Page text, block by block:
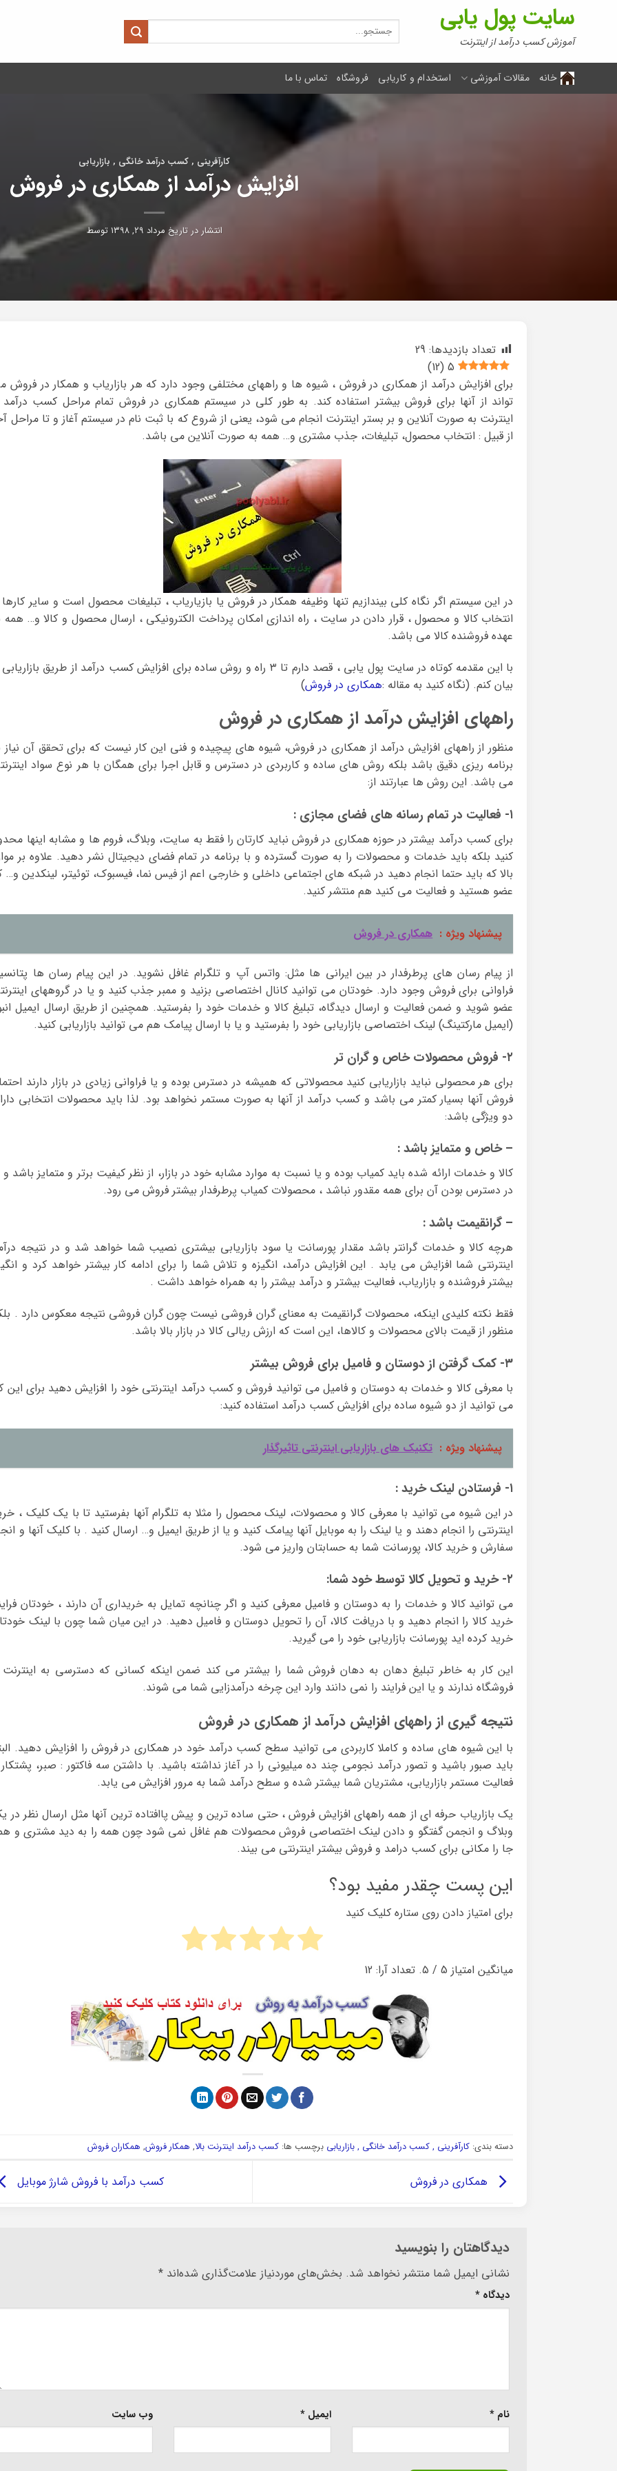
سایت پول یابی
آموزش کسب درآمد از اینترنت
جستجو
برای:
خانه مقالات آموزشی استخدام و کاریابی فروشگاه تماس با ما
کارآفرینی , کسب درآمد خانگی , بازاریابی
افزایش درآمد از همکاری در فروش
انتشار در تاریخ مرداد ۲۹, ۱۳۹۸ توسط
تعداد بازدیدها: 29
5
(
12
)
برای افزایش درآمد از همکاری در فروش ، شیوه ها و راههای مختلفی وجود دارد که هر بازاریاب و همکار در فروش
تواند از آنها برای فروش بیشتر استفاده کند. به طور کلی در سیستم همکاری در فروش تمام مراحل کسب درآمد
اینترنت به صورت آنلاین و بر بستر اینترنت انجام می شود، یعنی از شروع که با ثبت نام در سیستم آغاز و تا مراحل
از قبیل : انتخاب محصول، تبلیغات، جذب مشتری و… همه به صورت آنلاین می باشد.
در این سیستم اگر نگاه کلی بیندازیم تنها وظیفه همکار در فروش یا بازیاریاب ، تبلیغات محصول است و سایر کارها
انتخاب کالا و محصول ، قرار دادن در سایت ، راه اندازی امکان پرداخت الکترونیکی ، ارسال محصول و کالا و… همه
عهده فروشنده کالا می باشد.
با این مقدمه کوتاه در سایت پول یابی ، قصد دارم تا ۳ راه و روش ساده برای افزایش کسب درآمد از طریق
بیان کنم. (نگاه کنید به مقاله :همکاری در فروش)
راههای افزایش درآمد از همکاری در فروش
منظور از راههای افزایش درآمد از همکاری در فروش، شیوه های پیچیده و فنی این کار نیست که برای تحقق آن نیاز
برنامه ریزی دقیق باشد بلکه روش های ساده و کاربردی در دسترس و قابل اجرا برای همگان با هر نوع سواد
می باشد. این روش ها عبارتند از:
۱- فعالیت در تمام رسانه های فضای مجازی :
برای کسب درآمد بیشتر در حوزه همکاری در فروش نباید کارتان را فقط به سایت، وبلاگ، فروم ها و مشابه اینها
کنید بلکه باید خدمات و محصولات را به صورت گسترده و با برنامه در تمام فضای دیجیتال نشر دهید. علاوه بر
بالا که باید حتما انجام دهید در شبکه های اجتماعی داخلی و خارجی اعم از فیس نما، فیسبوک، توئیتر، لینکدین و…
عضو هستید و فعالیت می کنید هم منتشر کنید.
پیشنهاد ویژه : همکاری در فروش
از پیام رسان های پرطرفدار در بین ایرانی ها مثل: واتس آپ و تلگرام غافل نشوید. در این پیام رسان ها
فراوانی برای فروش وجود دارد. خودتان می توانید کانال اختصاصی بزنید و ممبر جذب کنید و یا در گروههای
عضو شوید و ضمن فعالیت و ارسال دیدگاه، تبلیغ کالا و خدمات خود را بفرستید. همچنین از طریق ارسال ایمیل
(ایمیل مارکتینگ) لینک اختصاصی بازاریابی خود را بفرستید و یا با ارسال پیامک هم می توانید بازاریابی کنید.
۲- فروش محصولات خاص و گران تر
برای هر محصولی نباید بازاریابی کنید محصولاتی که همیشه در دسترس بوده و یا فراوانی زیادی در بازار دارند
فروش آنها بسیار کمتر می باشد و کسب درآمد از آنها به صورت مستمر نخواهد بود. لذا باید محصولات انتخابی
دو ویژگی باشد:
– خاص و متمایز باشد :
کالا و خدمات ارائه شده باید کمیاب بوده و یا نسبت به موارد مشابه خود در بازار، از نظر کیفیت برتر و متمایز باشد و
در دسترس بودن آن برای همه مقدور نباشد ، محصولات کمیاب پرطرفدار بیشتر فروش می رود.
– گرانقیمت باشد :
هرچه کالا و خدمات گرانتر باشد مقدار پورسانت یا سود بازاریابی بیشتری نصیب شما خواهد شد و در نتیجه
اینترنتی شما افزایش می یابد . این افزایش درآمد، انگیزه و تلاش شما را برای ادامه کار بیشتر خواهد کرد و
بیشتر فروشنده و بازاریاب، فعالیت بیشتر و درآمد بیشتر را به همراه خواهد داشت .
فقط نکته کلیدی اینکه، محصولات گرانقیمت به معنای گران فروشی نیست چون گران فروشی نتیجه معکوس دارد .
منظور از قیمت بالای محصولات و کالاها، این است که ارزش ریالی کالا در بازار بالا باشد.
۳- کمک گرفتن از دوستان و فامیل برای فروش بیشتر
با معرفی کالا و خدمات به دوستان و فامیل می توانید فروش و کسب درآمد اینترنتی خود را افزایش دهید برای این
می توانید از دو شیوه ساده برای افزایش کسب درآمد استفاده کنید:
پیشنهاد ویژه : تکنیک های بازاریابی اینترنتی تاثیرگذار
۱- فرستادن لینک خرید :
در این شیوه می توانید با معرفی کالا و محصولات، لینک محصول را مثلا به تلگرام آنها بفرستید تا با یک کلیک ،
اینترنتی را انجام دهند و یا لینک را به موبایل آنها پیامک کنید و یا از طریق ایمیل و… ارسال کنید . با کلیک آنها و
سفارش و خرید کالا، پورسانت شما به حسابتان واریز می شود.
۲- خرید و تحویل کالا توسط خود شما:
می توانید کالا و خدمات را به دوستان و فامیل معرفی کنید و اگر چنانچه تمایل به خریداری آن دارند ، خودتان
خرید کالا را انجام دهید و با دریافت کالا، آن را تحویل دوستان و فامیل دهید. در این میان شما چون با لینک
خرید کرده اید پورسانت بازاریابی خود را می گیرید.
این کار به خاطر تبلیغ دهان به دهان فروش شما را بیشتر می کند ضمن اینکه کسانی که دسترسی به
فروشگاه ندارند و یا این فرایند را نمی دانند وارد این چرخه درآمدزایی شما می شوند.
نتیجه گیری از راههای افزایش درآمد از همکاری در فروش
با این شیوه های ساده و کاملا کاربردی می توانید سطح کسب درآمد خود در همکاری در فروش را افزایش دهید.
باید صبور باشید و تصور درآمد نجومی چند ده میلیونی را در آغاز نداشته باشید. با داشتن سه فاکتور : صبر،
فعالیت مستمر بازاریابی، مشتریان شما بیشتر شده و سطح درآمد شما به مرور افزایش می یابد.
یک بازاریاب حرفه ای از همه راههای افزایش فروش ، حتی ساده ترین و پیش پاافتاده ترین آنها مثل ارسال نظر در
وبلاگ و انجمن گفتگو و دادن لینک اختصاصی فروش محصولات هم غافل نمی شود چون همه را به دید مشتری و
جا را مکانی برای کسب درامد و فروش بیشتر اینترنتی می بیند.
این پست چقدر مفید بود؟
برای امتیاز دادن روی ستاره کلیک کنید
میانگین امتیاز 5/ ۵. تعداد آرا: 12
دسته بندی: کارآفرینی , کسب درآمد خانگی , بازاریابی برچسب ها: کسب درآمد اینترنت بالا, همکار فروش, همکاران فروش
همکاری در فروش کسب درآمد با فروش شارژ موبایل
دیدگاهتان را بنویسید
نشانی ایمیل شما منتشر نخواهد شد. بخش‌های موردنیاز علامت‌گذاری شده‌اند *
دیدگاه *
نام * ایمیل * وب‌ سایت
Alternative: